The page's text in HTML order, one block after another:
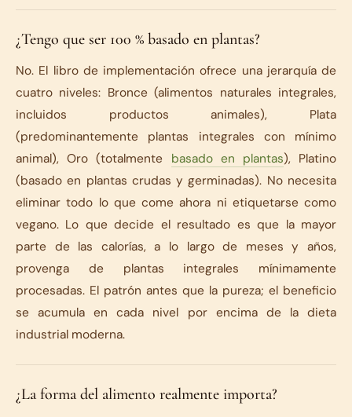
¿Tengo que ser 100 % basado en plantas?
No. El libro de implementación ofrece una jerarquía de
cuatro niveles: Bronce (alimentos naturales integrales,
incluidos productos animales), Plata
(predominantemente plantas integrales con mínimo
animal), Oro (totalmente basado en plantas), Platino
(basado en plantas crudas y germinadas). No necesita
eliminar todo lo que come ahora ni etiquetarse como
vegano. Lo que decide el resultado es que la mayor
parte de las calorías, a lo largo de meses y años,
provenga de plantas integrales mínimamente
procesadas. El patrón antes que la pureza; el beneficio
se acumula en cada nivel por encima de la dieta
industrial moderna.
¿La forma del alimento realmente importa?